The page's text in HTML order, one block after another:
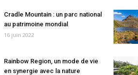
Cradle Mountain : un parc national
au patrimoine mondial
16 juin 2022
Rainbow Region, un mode de vie
en synergie avec la nature